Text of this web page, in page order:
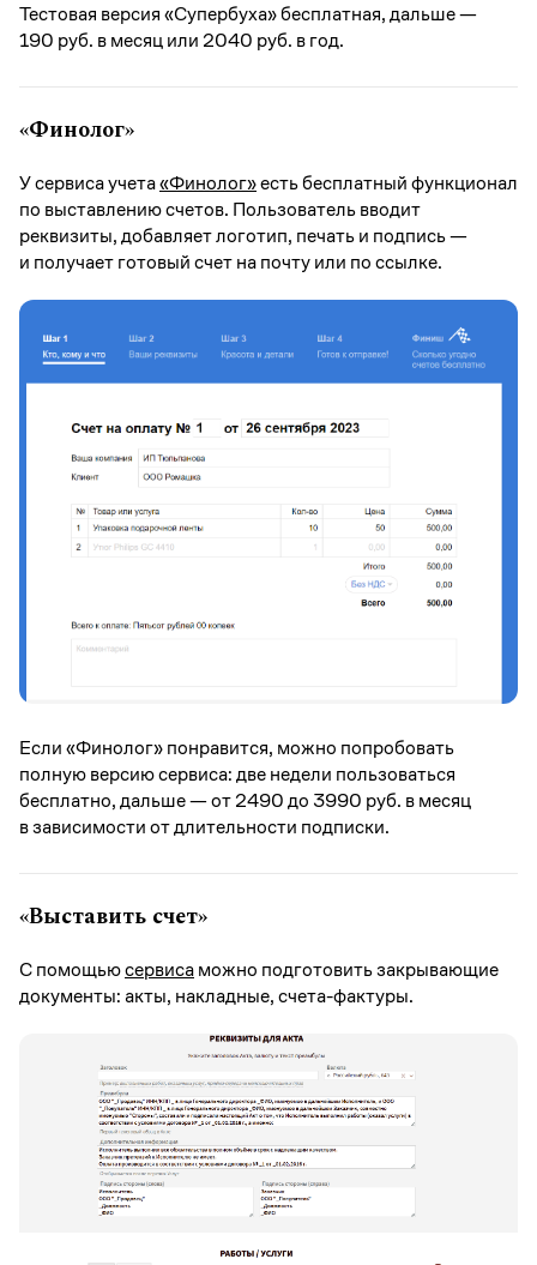
Тестовая версия «Супербуха» бесплатная, дальше —
190 руб. в месяц или 2040 руб. в год.
«Финолог»
У сервиса учета«Финолог»есть бесплатный функционал
по выставлению счетов. Пользователь вводит
реквизиты, добавляет логотип, печать и подпись —
и получает готовый счет на почту или по ссылке.
Если «Финолог» понравится, можно попробовать
полную версию сервиса: две недели пользоваться
бесплатно, дальше — от 2490 до 3990 руб. в месяц
в зависимости от длительности подписки.
«Выставить счет»
С помощьюсервисаможно подготовить закрывающие
документы: акты, накладные, счета-фактуры.